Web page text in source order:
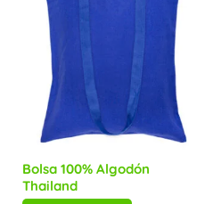
Bolsa 100% Algodón
Thailand